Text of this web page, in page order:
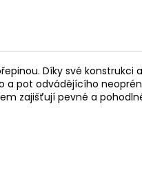
Díky své konstrukci
a pot odvádějícího
zajišťují pevné a